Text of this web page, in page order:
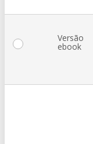
Versão
ebook